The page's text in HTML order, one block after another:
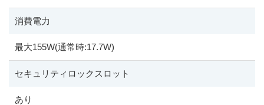
消費電力
最大155W(通常時:17.7W)
セキュリティロックスロット
あり